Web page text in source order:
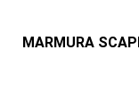
MARMURA